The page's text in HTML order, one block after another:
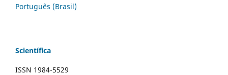
Português (Brasil)
Scientífica
ISSN 1984-5529